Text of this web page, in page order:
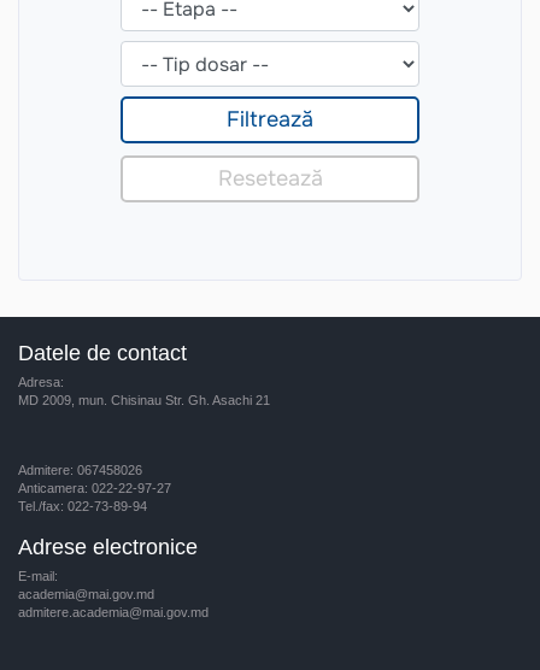
Datele de contact
Adresa:
MD 2009, mun. Chisinau Str. Gh. Asachi 21
Admitere: 067458026
Anticamera: 022-22-97-27
Tel./fax: 022-73-89-94
Adrese electronice
E-mail:
academia@mai.gov.md
admitere.academia@mai.gov.md